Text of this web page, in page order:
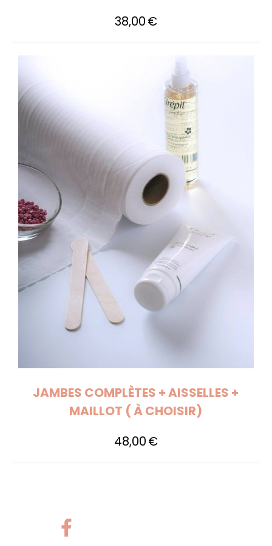
38,00€
JAMBES COMPLÈTES + AISSELLES +
MAILLOT ( À CHOISIR)
48,00€
